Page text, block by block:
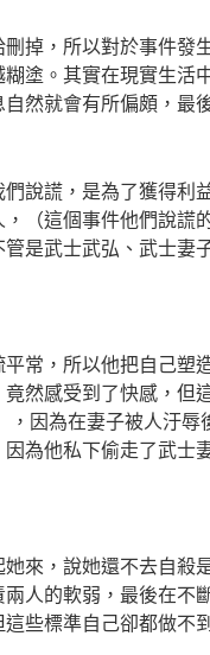
掉，所以對於事件發
塗。其實在現實生活
然就會有所偏頗，最
說謊，是為了獲得
（這個事件他們說謊
是武士武弘、武士妻
常，所以他把自己塑
竟然感受到了快感，但
因為在妻子被人汙
為他私下偷走了武士
來，說她還不去自
人的軟弱，最後在不
些標準自己卻都做不